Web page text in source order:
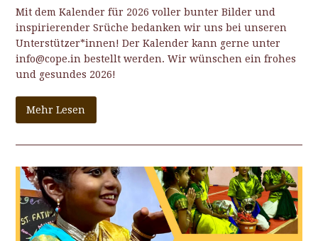
Mit dem Kalender für 2026 voller bunter Bilder und
inspirierender Srüche bedanken wir uns bei unseren
Unterstützer*innen! Der Kalender kann gerne unter
info@cope.in bestellt werden. Wir wünschen ein frohes
und gesundes 2026!
Mehr Lesen